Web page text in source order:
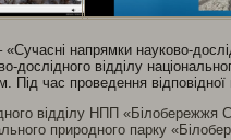
напрямки науково-
дослідного відділу
час проведення
відділу НПП
природного парку